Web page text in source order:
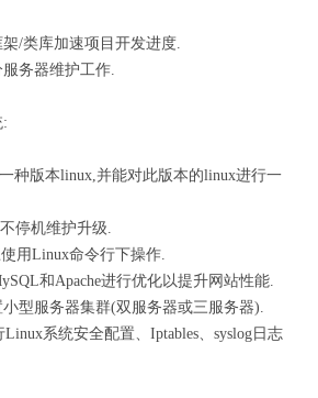
/类库加速项目开发进度.
务器维护工作.
linux,并能对此版本的linux进行一
维护升级.
命令行下操作.
Apache进行优化以提升网站性能.
务器集群(双服务器或三服务器).
统安全配置、Iptables、syslog日志